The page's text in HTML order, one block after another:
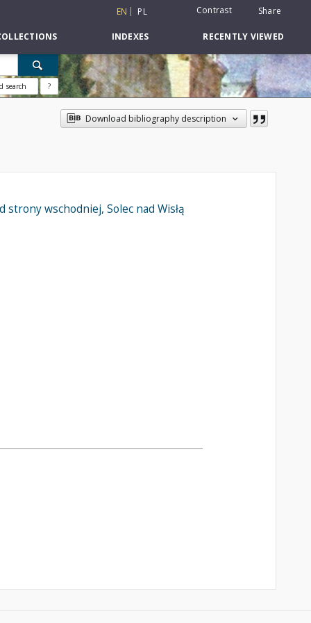
EN PL Contrast Share
INDEXES RECENTLY VIEWED
search ?
Download bibliography description
strony wschodniej, Solec nad Wisłą